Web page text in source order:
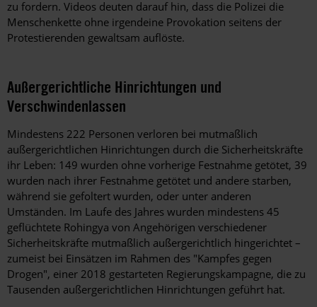
zu fordern. Videos deuten darauf hin, dass die Polizei die
Menschenkette ohne irgendeine Provokation seitens der
Protestierenden gewaltsam auflöste.
Außergerichtliche Hinrichtungen und
Verschwindenlassen
Mindestens 222 Personen verloren bei mutmaßlich
außergerichtlichen Hinrichtungen durch die Sicherheitskräfte
ihr Leben: 149 wurden ohne vorherige Festnahme getötet, 39
wurden nach ihrer Festnahme getötet und andere starben,
während sie gefoltert wurden, oder unter anderen
Umständen. Im Laufe des Jahres wurden mindestens 45
geflüchtete Rohingya von Angehörigen verschiedener
Sicherheitskräfte mutmaßlich außergerichtlich hingerichtet –
zumeist bei Einsätzen im Rahmen des "Kampfes gegen
Drogen", einer 2018 gestarteten Regierungskampagne, die zu
Tausenden außergerichtlichen Hinrichtungen geführt hat.